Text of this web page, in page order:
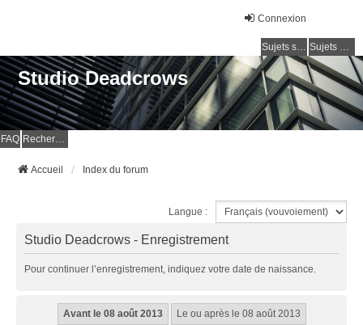
Connexion
Sujets sans réponse Sujets actifs
Studio Deadcrows
FAQ Rechercher
Accueil Index du forum
Langue :
Studio Deadcrows - Enregistrement
Pour continuer l’enregistrement, indiquez votre date de naissance.